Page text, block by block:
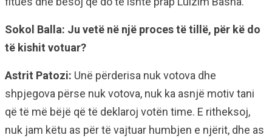
Sokol Balla: Ju vetë në një proces të tillë, për kë do
të kishit votuar?
Astrit Patozi: Unë përderisa nuk votova dhe
shpjegova përse nuk votova, nuk ka asnjë motiv tani
që të më bëjë që të deklaroj votën time. E ritheksoj,
nuk jam këtu as për të vajtuar humbjen e njërit, dhe as